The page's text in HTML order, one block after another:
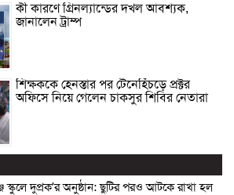
কী কারণে গ্রিনল্যান্ডের দখল আবশ্যক,
জানালেন ট্রাম্প
শিক্ষককে হেনস্তার পর টেনেহিঁচড়ে প্রক্টর
অফিসে নিয়ে গেলেন চাকসুর শিবির নেতারা
স্কুলে দুপ্রক’র অনুষ্ঠান: ছুটির পরও আটকে রাখা হল